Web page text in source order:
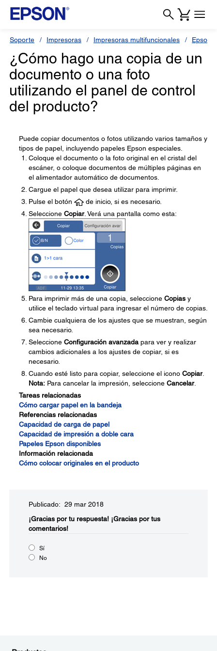
Soporte Impresoras Impresoras multifuncionales Epson L
¿Cómo hago una copia de un
documento o una foto
utilizando el panel de control
del producto?
Puede copiar documentos o fotos utilizando varios tamaños y
tipos de papel, incluyendo papeles Epson especiales.
Coloque el documento o la foto original en el cristal del
escáner, o coloque documentos de múltiples páginas en
el alimentador automático de documentos.
Cargue el papel que desea utilizar para imprimir.
Pulse el botón
de inicio, si es necesario.
Seleccione Copiar. Verá una pantalla como esta:
Para imprimir más de una copia, seleccione Copias y
utilice el teclado virtual para ingresar el número de copias.
Cambie cualquiera de los ajustes que se muestran, según
sea necesario.
Seleccione Configuración avanzada para ver y realizar
cambios adicionales a los ajustes de copiar, si es
necesario.
Cuando esté listo para copiar, seleccione el icono Copiar.
Nota: Para cancelar la impresión, seleccione Cancelar.
Tareas relacionadas
Cómo cargar papel en la bandeja
Referencias relacionadas
Capacidad de carga de papel
Capacidad de impresión a doble cara
Papeles Epson disponibles
Información relacionada
Cómo colocar originales en el producto
Publicado: 29 mar 2018
¡Gracias por tu respuesta! ¡Gracias por tus
comentarios!
Sí
No